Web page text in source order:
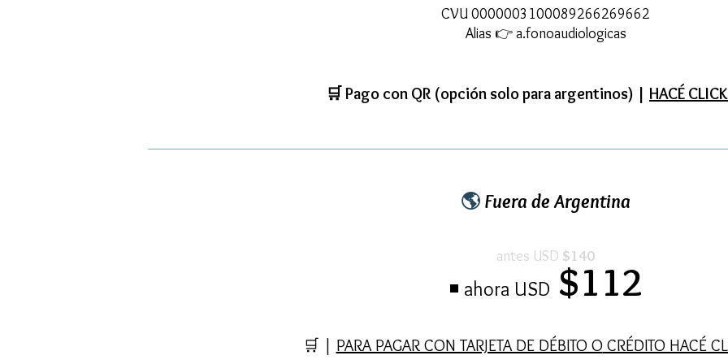
CVU0000003100089266269662
Alias 👉 a.fonoaudiologicas
🛒 Pago con QR (opción solo para argentinos) | HACÉ
🌎 Fuera de Argentina
antes USD $140
◾ ahora USD $112
🛒 | PARA PAGAR CON TARJETA DE DÉBITO O CRÉDITO HACÉ